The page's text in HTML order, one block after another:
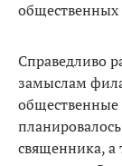
общественных
Справедливо
замыслам
священника, а